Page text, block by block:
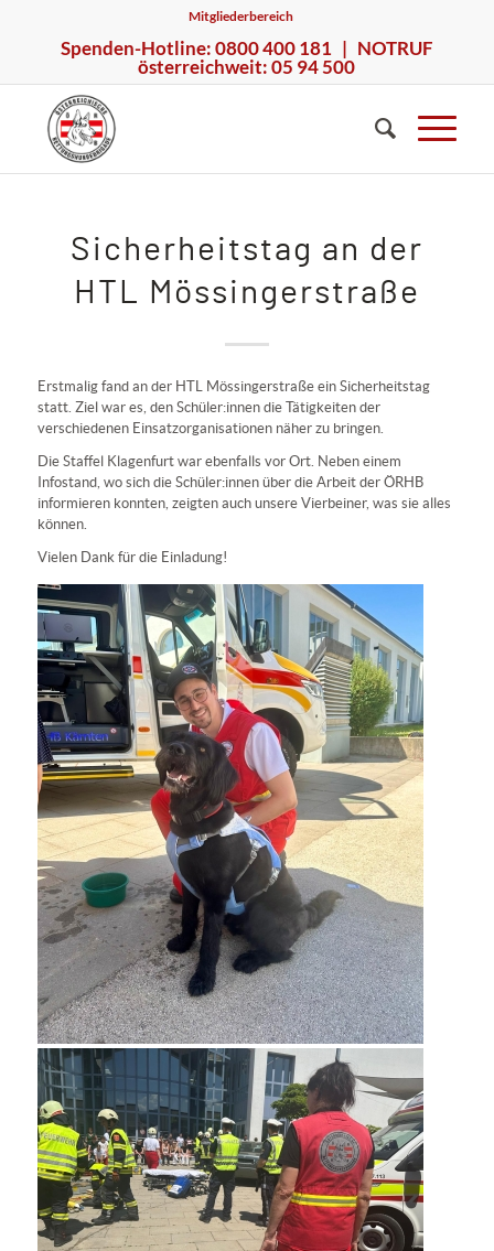
Mitgliederbereich
Spenden-Hotline: 0800 400 181 | NOTRUF
österreichweit: 05 94 500
Sicherheitstag an der
HTL Mössingerstraße
Erstmalig fand an der HTL Mössingerstraße ein Sicherheitstag
statt. Ziel war es, den Schüler:innen die Tätigkeiten der
verschiedenen Einsatzorganisationen näher zu bringen.
Die Staffel Klagenfurt war ebenfalls vor Ort. Neben einem
Infostand, wo sich die Schüler:innen über die Arbeit der ÖRHB
informieren konnten, zeigten auch unsere Vierbeiner, was sie alles
können.
Vielen Dank für die Einladung!